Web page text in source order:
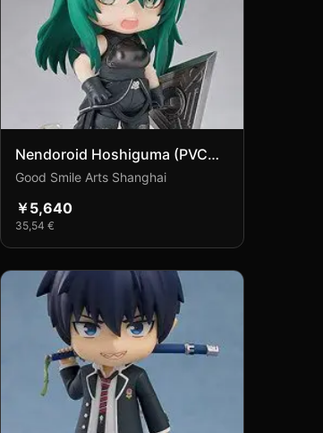
Nendoroid Hoshiguma (PVC
Figure)
Good Smile Arts Shanghai
￥5,640
35,54 €